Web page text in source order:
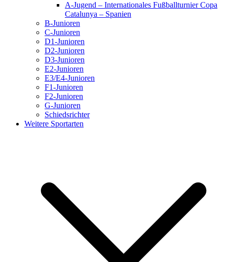
A-Jugend – Internationales Fußballturnier Copa
Catalunya – Spanien
B-Junioren
C-Junioren
D1-Junioren
D2-Junioren
D3-Junioren
E2-Junioren
E3/E4-Junioren
F1-Junioren
F2-Junioren
G-Junioren
Schiedsrichter
Weitere Sportarten